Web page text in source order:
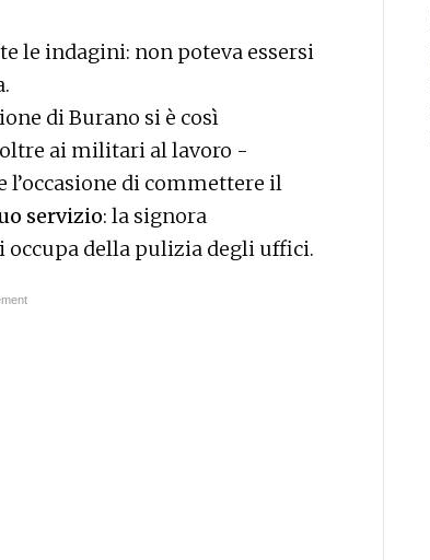
le indagini: non poteva essersi
di Burano si è così
ai militari al lavoro -
l’occasione di commettere il
servizio: la signora
occupa della pulizia degli uffici.